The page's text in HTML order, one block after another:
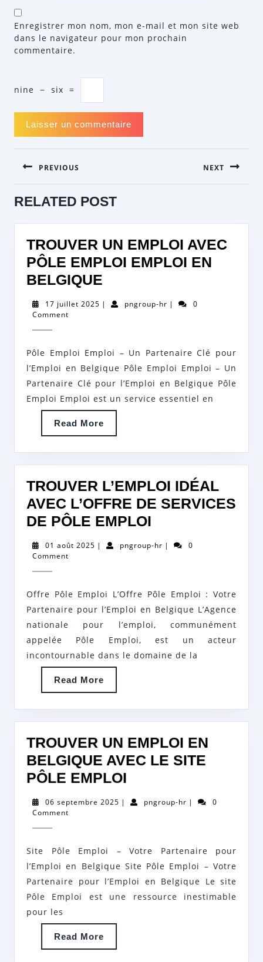
Enregistrer mon nom, mon e-mail et mon site web
dans le navigateur pour mon prochain
commentaire.
nine − six =
NAVIGATION
DE
L’ARTICLE
PREVIOUS
post:
NEXT
RELATED POST
TROUVER UN EMPLOI AVEC
PÔLE EMPLOI EMPLOI EN
BELGIQUE
UN
PÔLE
EMPLOI
EMPLOI
EN
BELGIQUE
17 juillet 2025 17| pngroup-hrpngroup-
|
0
Comment
Pôle Emploi Emploi – Un Partenaire Clé pour
l’Emploi en Belgique Pôle Emploi Emploi – Un
Partenaire Clé pour l’Emploi en Belgique Pôle
Emploi Emploi est un service essentiel en
Read More
More
TROUVER L’EMPLOI IDÉAL
AVEC L’OFFRE DE SERVICES
DE PÔLE EMPLOI
L’EMPLOI
L’OFFRE
DE
SERVICES
DE
PÔLE
01 août 2025 01| pngroup-hrpngroup-
|
0
Comment
Offre Pôle Emploi L’Offre Pôle Emploi : Votre
Partenaire pour l’Emploi en Belgique L’Agence
nationale pour l’emploi, communément
appelée Pôle Emploi, est un acteur
incontournable dans le domaine de la
Read More
More
TROUVER UN EMPLOI EN
BELGIQUE AVEC LE SITE
PÔLE EMPLOI
UN
BELGIQUE
AVEC
LE
SITE
06 septembre 2025 06| pngroup-hrpngroup-
|
0
Comment
Site Pôle Emploi – Votre Partenaire pour
l’Emploi en Belgique Site Pôle Emploi – Votre
Partenaire pour l’Emploi en Belgique Le site
Pôle Emploi est une ressource inestimable
pour les
Read More
More